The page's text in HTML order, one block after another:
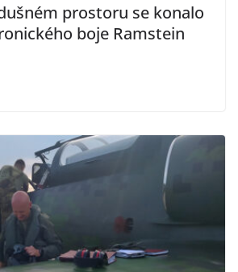
prostoru se konalo
boje Ramstein